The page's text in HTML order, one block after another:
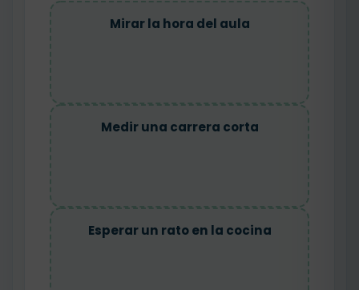
Mirar la hora del aula
Medir una carrera corta
Esperar un rato en la cocina